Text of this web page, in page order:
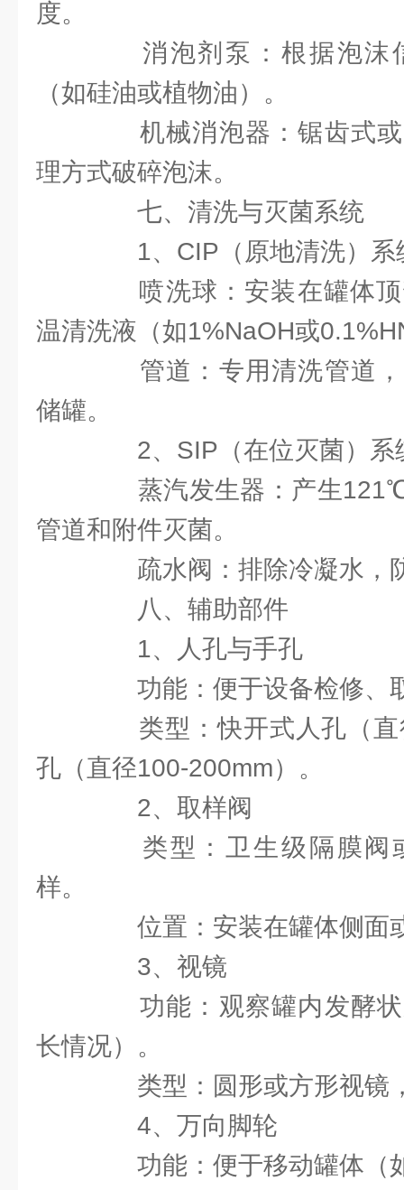
度。
消泡剂泵：根据泡沫
（如硅油或植物油）。
机械消泡器：锯齿式或
理方式破碎泡沫。
七、清洗与灭菌系统
1、CIP（原地清洗）系
喷洗球：安装在罐体顶
温清洗液（如1%NaOH或
管道：专用清洗管道，
储罐。
2、SIP（在位灭菌）系
蒸汽发生器：产生121℃
管道和附件灭菌。
疏水阀：排除冷凝水，
八、辅助部件
1、人孔与手孔
功能：便于设备检修、
类型：快开式人孔（直
孔（直径100-200mm）。
2、取样阀
类型：卫生级隔膜阀
样。
位置：安装在罐体侧面
3、视镜
功能：观察罐内发酵状
长情况）。
类型：圆形或方形视镜
4、万向脚轮
功能：便于移动罐体（